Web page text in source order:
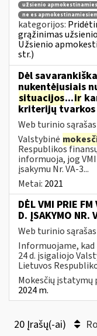
užsienio
ne es
kategorijos:
grąžinimas
Užsienio
str.)
Dėl
nukentėjusiais
situacijos...ir
kriterijų
Web turinio sąrašas
Valstybinė
Respublikos
informuoja, jog
įsakymu Nr. VA-3...
Metai: 2021
DĖL VMI PRIE
D. ĮSAKYMO NR.
Web turinio sąrašas
Informuojame,
24 d. įsigaliojo
Lietuvos
Mokesčių įstatymų
2024 m.
20 Įrašų(-ai)